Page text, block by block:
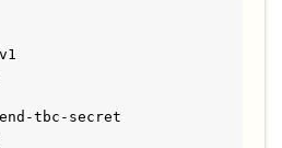
#can be krb5, krb5i,
tbc-secret
tbc-secret